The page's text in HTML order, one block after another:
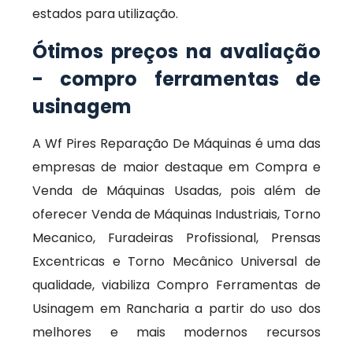
estados para utilização.
Ótimos preços na avaliação
- compro ferramentas de
usinagem
A Wf Pires Reparação De Máquinas é uma das
empresas de maior destaque em Compra e
Venda de Máquinas Usadas, pois além de
oferecer Venda de Máquinas Industriais, Torno
Mecanico, Furadeiras Profissional, Prensas
Excentricas e Torno Mecânico Universal de
qualidade, viabiliza Compro Ferramentas de
Usinagem em Rancharia a partir do uso dos
melhores e mais modernos recursos